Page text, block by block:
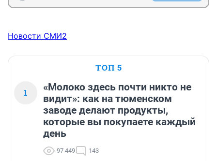
Новости СМИ2
ТОП 5
1
«Молоко здесь почти никто не
видит»: как на тюменском
заводе делают продукты,
которые вы покупаете каждый
день
97 449 143